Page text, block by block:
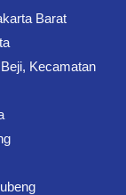
Barat
Kecamatan